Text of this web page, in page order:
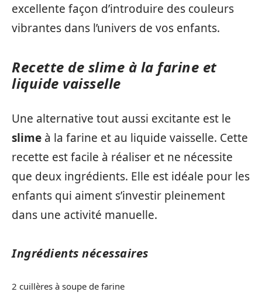
excellente façon d’introduire des couleurs
vibrantes dans l’univers de vos enfants.
Recette de slime à la farine et
liquide vaisselle
Une alternative tout aussi excitante est le
slime à la farine et au liquide vaisselle. Cette
recette est facile à réaliser et ne nécessite
que deux ingrédients. Elle est idéale pour les
enfants qui aiment s’investir pleinement
dans une activité manuelle.
Ingrédients nécessaires
2 cuillères à soupe de farine